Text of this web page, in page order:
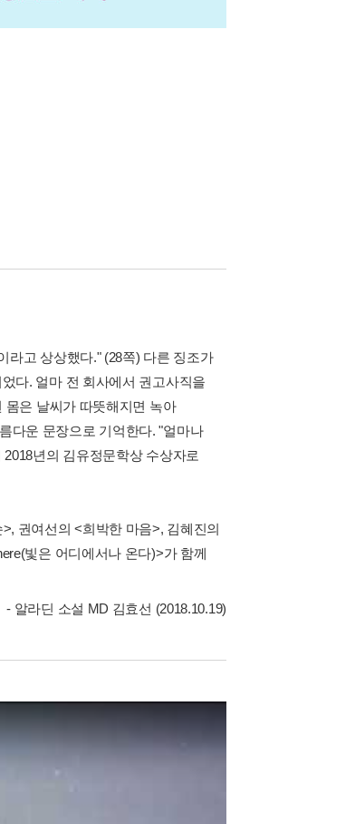
라고 상상했다." (28쪽) 다른 징조가
다. 얼마 전 회사에서 권고사직을
몸은 날씨가 따뜻해지면 녹아
다운 문장으로 기억한다. "얼마나
년의 김유정문학상 수상자로
권여선의 <희박한 마음>, 김혜진의
빛은 어디에서나 온다)>가 함께
- 알라딘 소설 MD 김효선 (2018.10.19)